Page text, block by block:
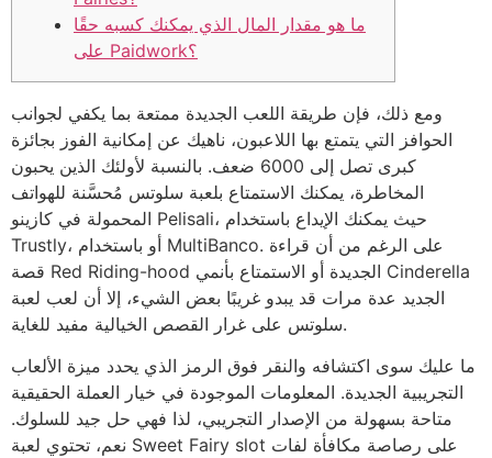
ما هو مقدار المال الذي يمكنك كسبه حقًا
على Paidwork؟
ومع ذلك، فإن طريقة اللعب الجديدة ممتعة بما يكفي لجوانب
الحوافز التي يتمتع بها اللاعبون، ناهيك عن إمكانية الفوز بجائزة
كبرى تصل إلى 6000 ضعف. بالنسبة لأولئك الذين يحبون
المخاطرة، يمكنك الاستمتاع بلعبة سلوتس مُحسَّنة للهواتف
المحمولة في كازينو Pelisali، حيث يمكنك الإيداع باستخدام
Trustly، أو باستخدام MultiBanco. على الرغم من أن قراءة
قصة Red Riding-hood الجديدة أو الاستمتاع بأنمي Cinderella
الجديد عدة مرات قد يبدو غريبًا بعض الشيء، إلا أن لعب لعبة
سلوتس على غرار القصص الخيالية مفيد للغاية.
ما عليك سوى اكتشافه والنقر فوق الرمز الذي يحدد ميزة الألعاب
التجريبية الجديدة. المعلومات الموجودة في خيار العملة الحقيقية
متاحة بسهولة من الإصدار التجريبي، لذا فهي حل جيد للسلوك.
نعم، تحتوي لعبة Sweet Fairy slot على رصاصة مكافأة لفات